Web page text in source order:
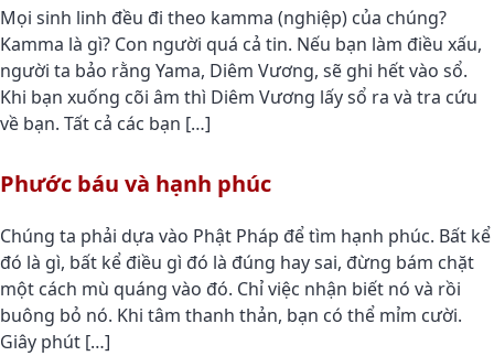
Mọi sinh linh đều đi theo kamma (nghiệp) của chúng?
Kamma là gì? Con người quá cả tin. Nếu bạn làm điều xấu,
người ta bảo rằng Yama, Diêm Vương, sẽ ghi hết vào sổ.
Khi bạn xuống cõi âm thì Diêm Vương lấy sổ ra và tra cứu
về bạn. Tất cả các bạn […]
Phước báu và hạnh phúc
Chúng ta phải dựa vào Phật Pháp để tìm hạnh phúc. Bất kể
đó là gì, bất kể điều gì đó là đúng hay sai, đừng bám chặt
một cách mù quáng vào đó. Chỉ việc nhận biết nó và rồi
buông bỏ nó. Khi tâm thanh thản, bạn có thể mỉm cười.
Giây phút […]